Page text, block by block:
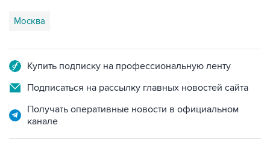
Москва
Купить подписку на профессиональную ленту
Подписаться на рассылку главных новостей сайта
Получать оперативные новости в официальном
канале